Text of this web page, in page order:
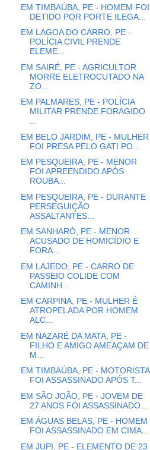
EM TIMBAÚBA, PE - HOMEM FOI
DETIDO POR PORTE ILEGA...
EM LAGOA DO CARRO, PE -
POLÍCIA CIVIL PRENDE
ELEME...
EM SAIRÉ, PE - AGRICULTOR
MORRE ELETROCUTADO NA
ZO...
EM PALMARES, PE - POLÍCIA
MILITAR PRENDE FORAGIDO
...
EM BELO JARDIM, PE - MULHER
FOI PRESA PELO GATI PO...
EM PESQUEIRA, PE - MENOR
FOI APREENDIDO APÓS
ROUBA...
EM PESQUEIRA, PE - DURANTE
PERSEGUIÇÃO
ASSALTANTES...
EM SANHARÓ, PE - MENOR
ACUSADO DE HOMICÍDIO E
FORA...
EM LAJEDO, PE - CARRO DE
PASSEIO COLIDE COM
CAMINH...
EM CARPINA, PE - MULHER É
ATROPELADA POR HOMEM
ALC...
EM NAZARÉ DA MATA, PE -
FILHO E AMIGO AMEAÇAM DE
M...
EM TIMBAÚBA, PE - MOTORISTA
FOI ASSASSINADO APÓS T...
EM SÃO JOÃO, PE - JOVEM DE
27 ANOS FOI ASSASSINADO...
EM ÁGUAS BELAS, PE - HOMEM
FOI ASSASSINADO EM CIMA...
EM JUPI, PE - ELEMENTO DE 23